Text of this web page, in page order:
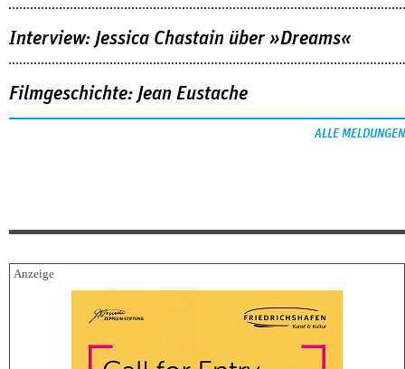
Interview: Jessica Chastain über »Dreams«
Filmgeschichte: Jean Eustache
ALLE MELDUNGEN